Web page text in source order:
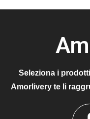
Seleziona i
Amorlivery te li